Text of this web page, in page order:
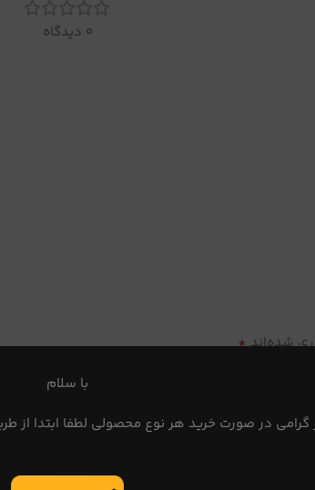
با سلام
گرامی در صورت خرید هر نوع محصولی لطفا ابتدا از
0 دیدگاه
شده‌اند*